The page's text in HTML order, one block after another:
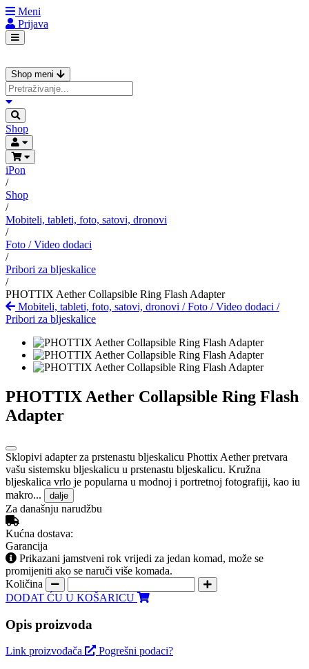
Meni
Prijava
Shop meni
Shop
iPon
/
Shop
/
Mobiteli, tableti, foto, satovi, dronovi
/
Foto / Video dodaci
/
Pribori za bljeskalice
/
PHOTTIX Aether Collapsible Ring Flash Adapter
Mobiteli, tableti, foto, satovi, dronovi /Foto / Video dodaci /
Pribori za bljeskalice
PHOTTIX Aether Collapsible Ring Flash
Adapter
Sklopivi adapter za prstenastu bljeskalicu Phottix Aether pretvara
vašu sistemsku bljeskalicu u prstenastu bljeskalicu. Kružna
bljeskalica vrlo je popularna u modnoj i portretnoj fotografiji, kao iu
makro...
dalje
Za današnju narudžbu
Kućna dostava:
Garancija
Prikazani jamstveni rok vrijedi za jedan komad, može se
promijeniti ako se naruči više komada.
Količina
DODAT ĆU U KOŠARICU
Opis proizvoda
Link proizvođača Pogrešni podaci?